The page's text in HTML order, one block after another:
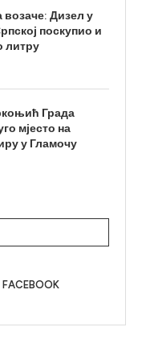
возаче: Дизел у
поскупио и
литру
Града
мјесто на
у Гламочу
FACEBOOK